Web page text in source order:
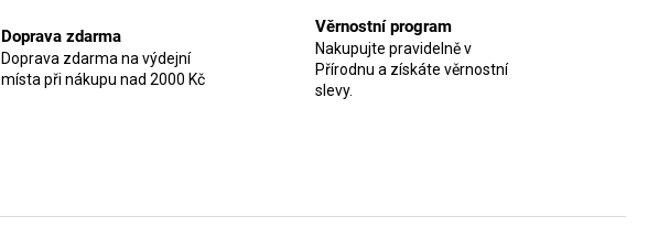
Doprava zdarma
Doprava zdarma na výdejní
místa při nákupu nad 2000 Kč
Věrnostní program
Nakupujte pravidelně v
Přírodnu a získáte věrnostní
slevy.